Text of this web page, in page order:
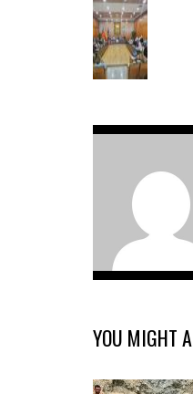
YOU MIGHT